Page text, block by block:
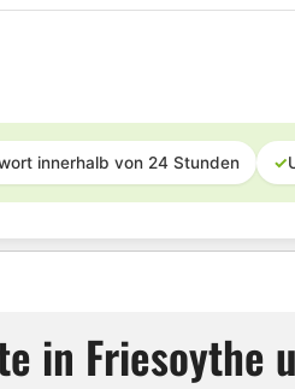
innerhalb von 24 Stunden ✓
in Friesoythe